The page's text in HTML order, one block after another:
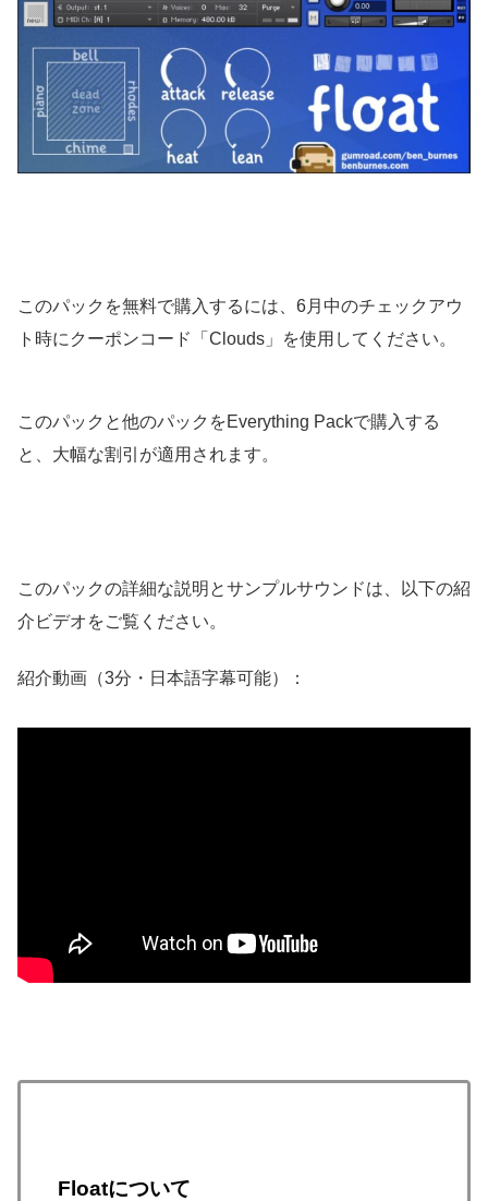
このパックを無料で購入するには、6月中のチェックアウ
ト時にクーポンコード「Clouds」を使用してください。
このパックと他のパックをEverything Packで購入する
と、大幅な割引が適用されます。
このパックの詳細な説明とサンプルサウンドは、以下の紹
介ビデオをご覧ください。
紹介動画（3分・日本語字幕可能）：
Floatについて